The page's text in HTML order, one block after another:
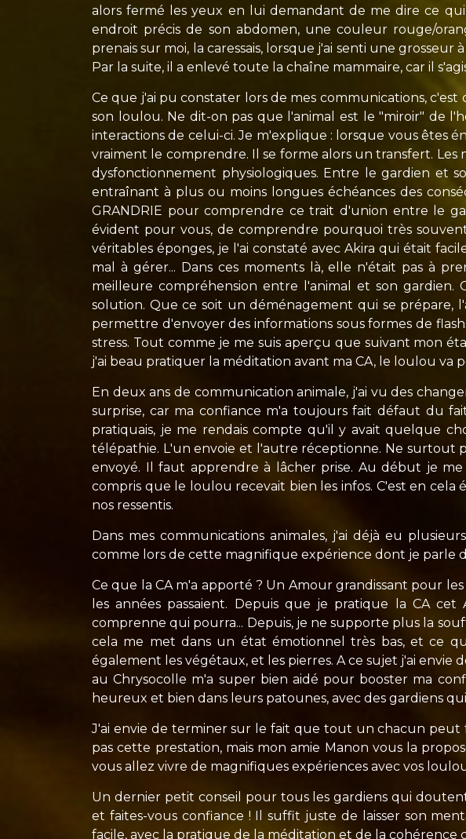
alors fermé les yeux en lui demandant de me dire ce
endroit précis de son abdomen, une couleur rouge/
prenais sur moi, la caressais, lorsque j'ai senti une
Par la suite, il a enlevé toute la chaîne mammaire, car il
Ce que j'ai pu constater lors de mes communications,
son loulou. Ne dit-on pas que l'animal est le "miroir" de
interactions de celui-ci. Je m'explique : lorsque vous êtes
vraiment le comprendre. Il se forme alors un transfert.
dysfonctionnement physiologiques. Entre le gardien et
entraînant à plus ou moins longues échéances des
GRANDRIE pour comprendre ce trait d'union entre le
évident pour vous, de comprendre pourquoi très
véritables éponges, je l'ai constaté avec Akira qui était
mal à gérer... Dans ces moments là, elle n'était pas à
meilleure compréhension entre l'animal et son
solution. Que ce soit un déménagement qui se prépare,
permettre d'envoyer des informations sous formes de
stress. Tout comme je me suis aperçu que suivant mon
j'ai beau pratiquer la méditation avant ma CA, le loulou va
En deux ans de communication animale, j'ai vu des
surprise, car ma confiance m'a toujours fait défaut du
pratiquais, je me rendais compte qu'il y avait quelque
télépathie. L'un envoie et l'autre réceptionne. Ne surtout
envoyé. Il faut apprendre à lâcher prise. Au début je
compris que le loulou recevait bien les infos. C'est en
nos ressentis.
Dans mes communications animales, j'ai déjà eu
comme lors de cette magnifique expérience dont je parle
Ce que la CA m'a apporté ? Un Amour grandissant pour
les années passaient. Depuis que je pratique la CA
comprenne qui pourra... Depuis, je ne supporte plus la
cela me met dans un état émotionnel très bas, et ce
également les végétaux, et les pierres. A ce sujet j'ai envie
au Chrysocolle m'a super bien aidé pour booster ma
heureux et bien dans leurs patounes, avec des gardiens
J'ai envie de terminer sur le fait que tout un chacun peut
pas cette prestation, mais mon amie Manon vous la
vous allez vivre de magnifiques expériences avec vos
Un dernier petit conseil pour tous les gardiens qui
et faites-vous confiance ! Il suffit juste de laisser son
facile, avec la pratique de la méditation et de la cohérence